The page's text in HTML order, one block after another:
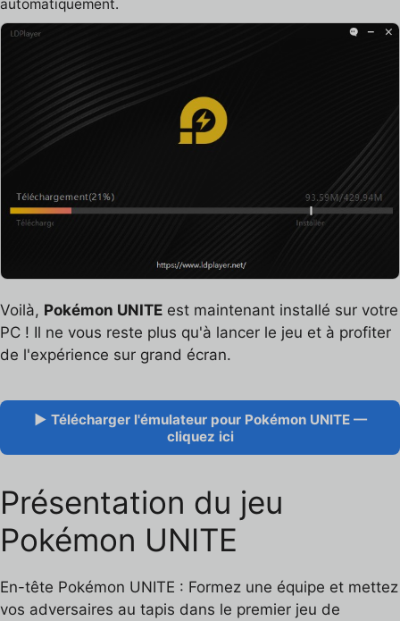
automatiquement.
Voilà, Pokémon UNITE est maintenant installé sur votre
PC ! Il ne vous reste plus qu'à lancer le jeu et à profiter
de l'expérience sur grand écran.
▶ Télécharger l'émulateur pour Pokémon UNITE —
cliquez ici
Présentation du jeu
Pokémon UNITE
En-tête Pokémon UNITE : Formez une équipe et mettez
vos adversaires au tapis dans le premier jeu de